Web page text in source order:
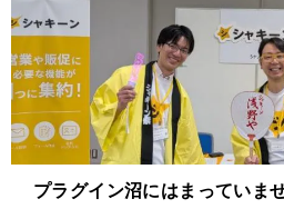
プラグイン沼にはまってい